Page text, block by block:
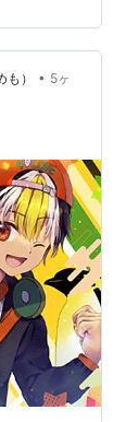
） • 5ヶ